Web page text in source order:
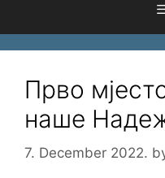
Прво
наше
7. December 2022.